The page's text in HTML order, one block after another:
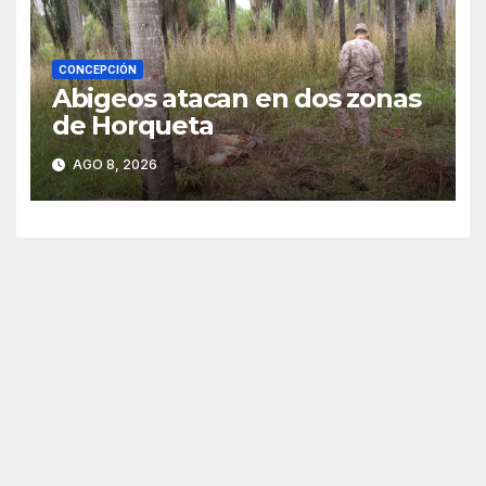
CONCEPCIÓN
Abigeos atacan en dos zonas
de Horqueta
AGO 8, 2026